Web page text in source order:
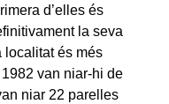
d’elles és
la seva
localitat és més
van niar-hi de
niar 22 parelles